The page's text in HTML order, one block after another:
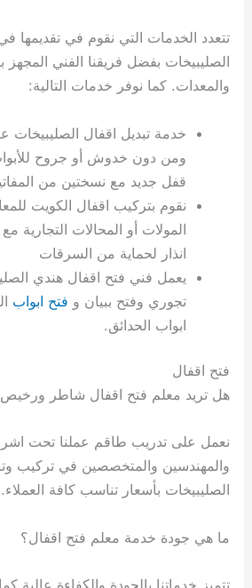
تتعدد الخدمات التي نقوم في تقديمها
الصليبيخات بفضل فريقنا الفني المجهز
والمعدات. كما نوفر خدمات التالية:
خدمة تبديل اقفال الصليبيخات
ومن دون خدوش أو جروح
قفل جديد مع نسختين من
نقوم بتركيب اقفال الكويت
المولات أو المحالات التجارية
انذار لحماية من السرقات
يعمل فني فتح اقفال هندي
تجوري وفتح ببيان و فتح ابواب
ابواب الحدائق.
فتح اقفال
هل تريد معلم فتح اقفال شاطر
نعمل على تدريب طاقم عملنا تحت
والمهندسين والمتخصصين في تركيب
الصليبيخات بأسعار تناسب كافة العملاء.
ما هي جودة خدمة معلم فتح اقفال؟
تتميز خدماتنا بالجودة والكفاءة عالية